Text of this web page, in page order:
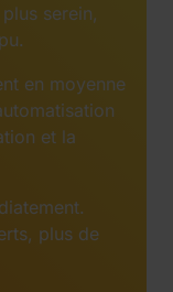
serein,
en moyenne
et la
plus de